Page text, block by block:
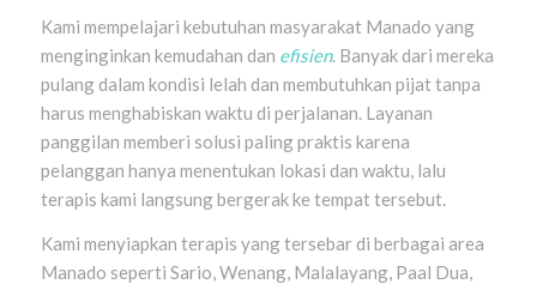
Kami mempelajari kebutuhan masyarakat Manado yang
menginginkan kemudahan dan efisien. Banyak dari mereka
pulang dalam kondisi lelah dan membutuhkan pijat tanpa
harus menghabiskan waktu di perjalanan. Layanan
panggilan memberi solusi paling praktis karena
pelanggan hanya menentukan lokasi dan waktu, lalu
terapis kami langsung bergerak ke tempat tersebut.
Kami menyiapkan terapis yang tersebar di berbagai area
Manado seperti Sario, Wenang, Malalayang, Paal Dua,